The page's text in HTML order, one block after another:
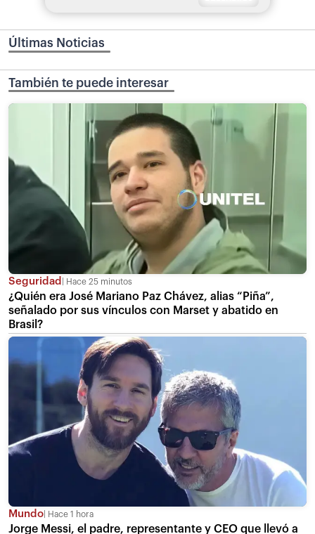
Últimas Noticias
También te puede interesar
Seguridad Hace 25 minutos
¿Quién era José Mariano Paz Chávez, alias “Piña”,
señalado por sus vínculos con Marset y abatido en
Brasil?
Mundo Hace 1 hora
Jorge Messi, el padre, representante y CEO que llevó a